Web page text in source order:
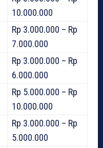
10.000.000
Rp 3.000.000 – Rp
7.000.000
Rp 3.000.000 – Rp
6.000.000
Rp 5.000.000 – Rp
10.000.000
Rp 3.000.000 – Rp
5.000.000